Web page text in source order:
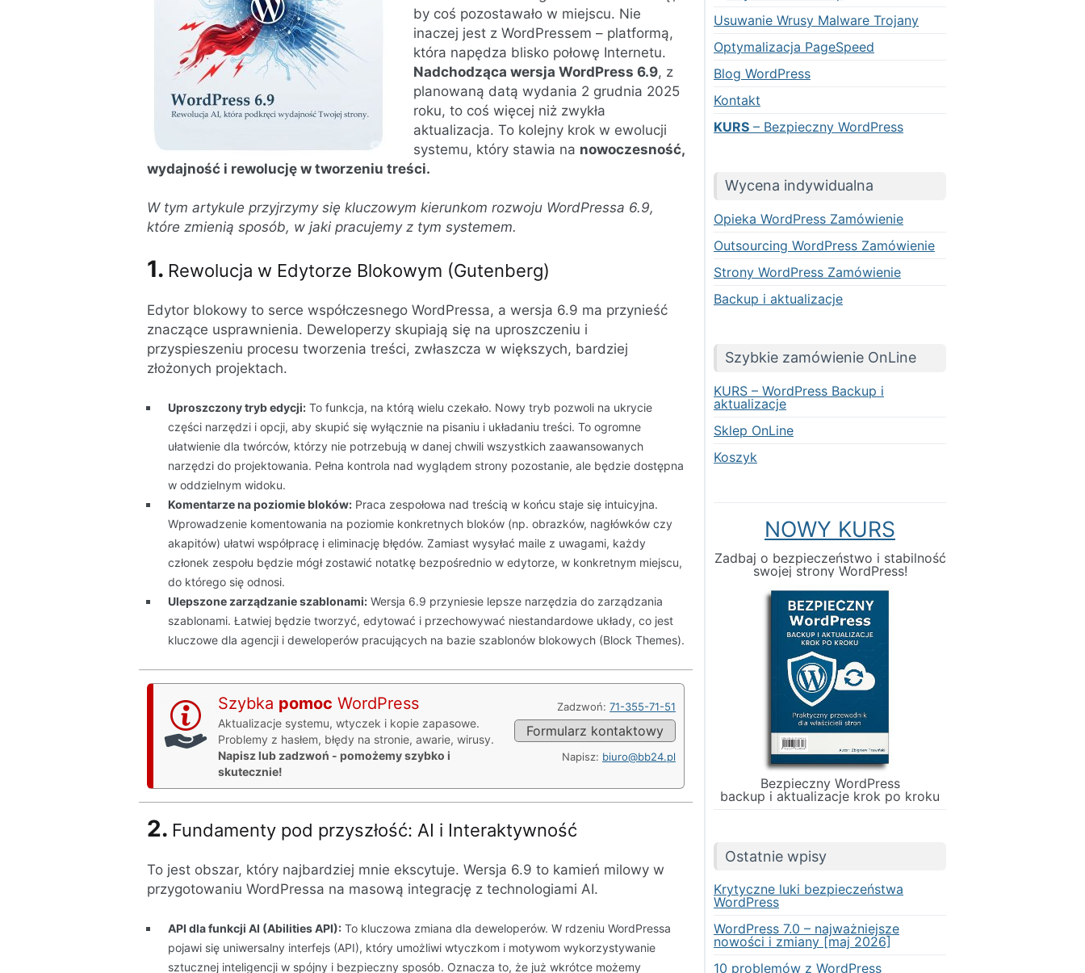
by coś pozostawało w miejscu. Nie
inaczej jest z WordPressem – platformą,
która napędza blisko połowę Internetu.
Nadchodząca wersja WordPress 6.9, z
planowaną datą wydania 2 grudnia 2025
roku, to coś więcej niż zwykła
aktualizacja. To kolejny krok w ewolucji
systemu, który stawia na nowoczesność,
wydajność i rewolucję w tworzeniu treści.
W tym artykule przyjrzymy się kluczowym kierunkom rozwoju WordPressa 6.9,
które zmienią sposób, w jaki pracujemy z tym systemem.
1. Rewolucja w Edytorze Blokowym (Gutenberg)
Edytor blokowy to serce współczesnego WordPressa, a wersja 6.9 ma przynieść
znaczące usprawnienia. Deweloperzy skupiają się na uproszczeniu i
przyspieszeniu procesu tworzenia treści, zwłaszcza w większych, bardziej
złożonych projektach.
Uproszczony tryb edycji:To funkcja, na którą wielu czekało. Nowy tryb pozwoli na ukrycie
części narzędzi i opcji, aby skupić się wyłącznie na pisaniu i układaniu treści. To ogromne
ułatwienie dla twórców, którzy nie potrzebują w danej chwili wszystkich zaawansowanych
narzędzi do projektowania. Pełna kontrola nad wyglądem strony pozostanie, ale będzie dostępna
w oddzielnym widoku.
Komentarze na poziomie bloków:Praca zespołowa nad treścią w końcu staje się intuicyjna.
Wprowadzenie komentowania na poziomie konkretnych bloków (np. obrazków, nagłówków czy
akapitów) ułatwi współpracę i eliminację błędów. Zamiast wysyłać maile z uwagami, każdy
członek zespołu będzie mógł zostawić notatkę bezpośrednio w edytorze, w konkretnym miejscu,
do którego się odnosi.
Ulepszone zarządzanie szablonami:Wersja 6.9 przyniesie lepsze narzędzia do zarządzania
szablonami. Łatwiej będzie tworzyć, edytować i przechowywać niestandardowe układy, co jest
kluczowe dla agencji i deweloperów pracujących na bazie szablonów blokowych (Block Themes).
Zadzwoń: 71-355-71-51
Formularz kontaktowy
Napisz: biuro@bb24.pl
Szybka pomoc WordPress
Aktualizacje systemu, wtyczek i kopie zapasowe.
Problemy z hasłem, błędy na stronie, awarie, wirusy.
Napisz lub zadzwoń - pomożemy szybko i
skutecznie!
2. Fundamenty pod przyszłość: AI i Interaktywność
To jest obszar, który najbardziej mnie ekscytuje. Wersja 6.9 to kamień milowy w
przygotowaniu WordPressa na masową integrację z technologiami AI.
API dla funkcji AI (Abilities API):To kluczowa zmiana dla deweloperów. W rdzeniu WordPressa
pojawi się uniwersalny interfejs (API), który umożliwi wtyczkom i motywom wykorzystywanie
sztucznej inteligencji w spójny i bezpieczny sposób. Oznacza to, że już wkrótce możemy
Usuwanie Wrusy Malware Trojany
Optymalizacja PageSpeed
Blog WordPress
Kontakt
KURS – Bezpieczny WordPress
Wycena indywidualna
Opieka WordPress Zamówienie
Outsourcing WordPress Zamówienie
Strony WordPress Zamówienie
Backup i aktualizacje
Szybkie zamówienie OnLine
KURS – WordPress Backup i
aktualizacje
Sklep OnLine
Koszyk
NOWY KURS
Zadbaj o bezpieczeństwo i stabilność
swojej strony WordPress!
Bezpieczny WordPress
backup i aktualizacje krok po kroku
Ostatnie wpisy
Krytyczne luki bezpieczeństwa
WordPress
WordPress 7.0 – najważniejsze
nowości i zmiany [maj 2026]
10 problemów z WordPress